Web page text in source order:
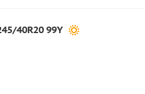
40R20 99Y